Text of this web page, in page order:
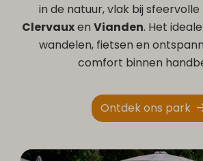
in de natuur, vlak bij
Clervauxen Vianden. Het
wandelen, fietsen en
comfort binnen
Ontdek ons park